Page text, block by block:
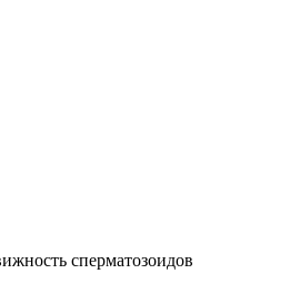
сперматозоидов